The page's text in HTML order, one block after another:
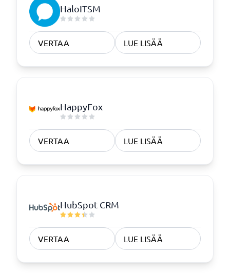
HaloITSM
VERTAA LUE LISÄÄ
HappyFox
VERTAA LUE LISÄÄ
HubSpot CRM
VERTAA LUE LISÄÄ